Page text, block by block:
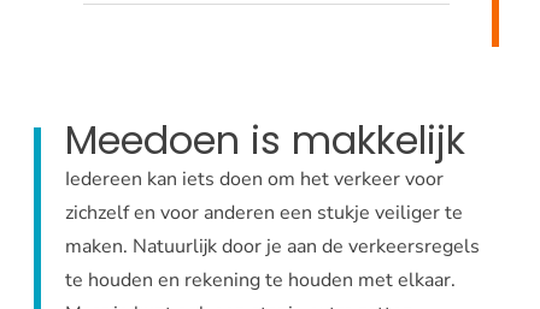
Meedoen is makkelijk
Iedereen kan iets doen om het verkeer voor
zichzelf en voor anderen een stukje veiliger te
maken. Natuurlijk door je aan de verkeersregels
te houden en rekening te houden met elkaar.